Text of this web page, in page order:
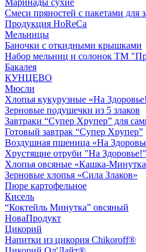
Маринады сухие
Смеси пряностей с пакетами для
Продукция HoReCa
Мельницы
Баночки с откидными крышками
Набор мельниц и солонок ТМ
Бакалея
КУНЦЕВО
Мюсли
Хлопья кукурузные «На
Зерновые подушечки из 5 злаков
Завтраки “Супер Хрупер” для
Готовый завтрак “Супер Хрупер”
Воздушная пшеница «На
Хрустящие отруби "На Здоровье!"
Хлопья овсяные «Кашка-
Зерновые хлопья «Сила Злаков»
Пюре картофельное
Кисель
“Коктейль Минутка” овсяный
НоваПродукт
Цикорий
Напитки из цикория Chikoroff®